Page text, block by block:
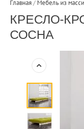
Главная/ Мебель из
КРЕСЛО-
СОСНА